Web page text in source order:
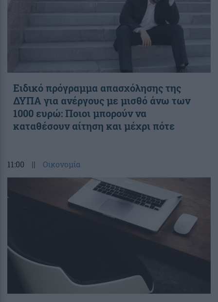
Ειδικό πρόγραμμα απασχόλησης της
ΔΥΠΑ για ανέργους με μισθό άνω των
1000 ευρώ: Ποιοι μπορούν να
καταθέσουν αίτηση και μέχρι πότε
11:00 || Οικονομία